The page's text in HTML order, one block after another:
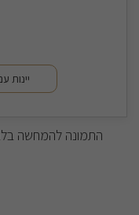
יינות
התמונה להמחשה